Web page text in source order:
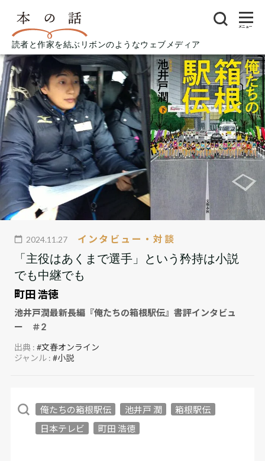
読者と作家を結ぶリボンのようなウェブメディア
メニュー
2024.11.27 インタビュー・対談
「主役はあくまで選手」という矜持は小説
でも中継でも
町田 浩徳
池井戸潤最新長編『俺たちの箱根駅伝』書評インタビュ
ー ＃2
出典 :#文春オンライン
ジャンル :#小説
俺たちの箱根駅伝 池井戸 潤
箱根駅伝
日本テレビ
町田 浩徳